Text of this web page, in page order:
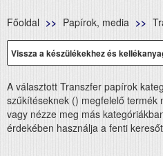
Főoldal Papírok, media
Vissza a készülékekhez és
A választott Transzfer papírok
szűkítéseknek () megfelelő termék
vagy nézze meg más
érdekében használja a fenti